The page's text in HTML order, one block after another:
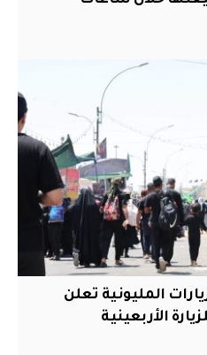
المليونية تعلن
الأربعينية